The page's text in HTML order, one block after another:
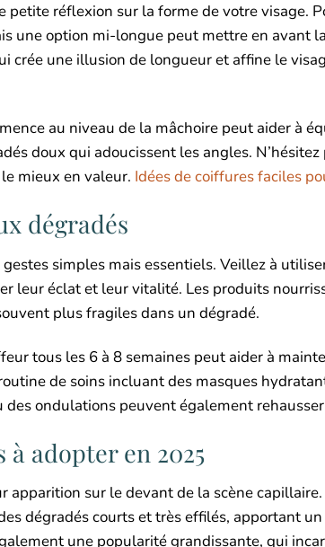
petite réflexion sur la forme de votre visage.
une option mi-longue peut mettre en avant
crée une illusion de longueur et affine le
au niveau de la mâchoire peut aider à
doux qui adoucissent les angles.
mieux en valeur. Idées de coiffures faciles
dégradés
simples mais essentiels. Veillez à
leur éclat et leur vitalité. Les produits
plus fragiles dans un dégradé.
tous les 6 à 8 semaines peut aider à
de soins incluant des masques
ondulations peuvent également
adopter en 2025
sur le devant de la scène
dégradés courts et très effilés, apportant
une popularité grandissante, qui